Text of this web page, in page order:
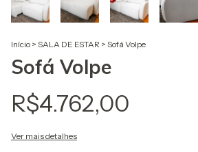
Início > SALA DE ESTAR > Sofá Volpe
Sofá Volpe
R$4.762,00
Ver mais detalhes